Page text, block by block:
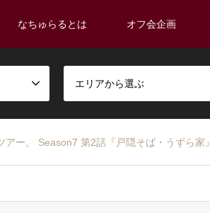
なちゅらるとは オフ会企画
エリアから選ぶ
ー。 Season7 第2話『戸隠そば・うずら家』